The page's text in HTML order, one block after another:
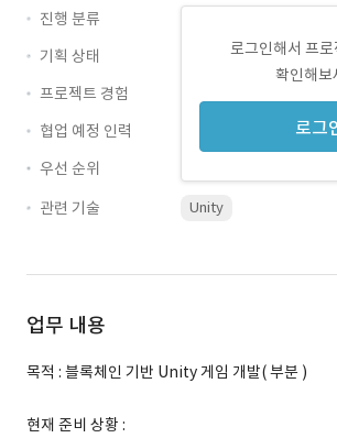
로그인해서 프
확인해보
로그
진행 분류
기획 상태
프로젝트 경험
협업 예정 인력
우선 순위
관련 기술
Unity
업무 내용
목적 : 블록체인 기반 Unity 게임 개발( 부분 )
현재 준비 상황 :